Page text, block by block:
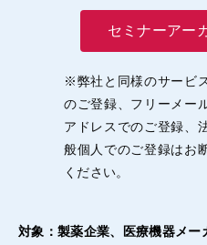
セミナーアー
※弊社と同様のサービ
のご登録、フリーメー
アドレスでのご登録、
般個人でのご登録はお
ください。
対象：製薬企業、医療機器メ